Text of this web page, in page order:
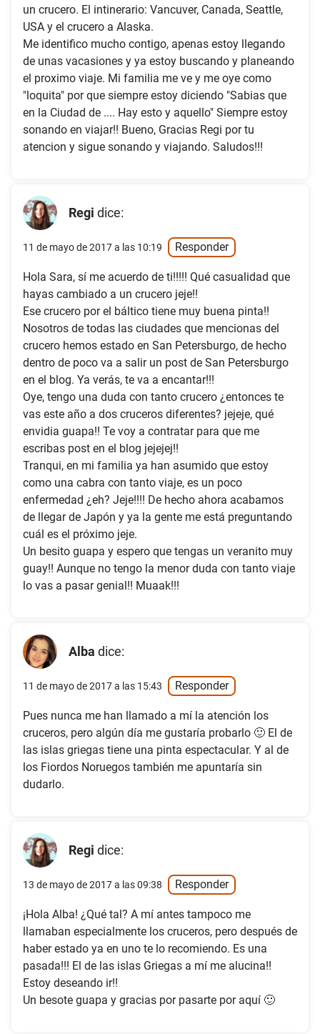
un crucero. El intinerario: Vancuver, Canada, Seattle,
USA y el crucero a Alaska.
Me identifico mucho contigo, apenas estoy llegando
de unas vacasiones y ya estoy buscando y planeando
el proximo viaje. Mi familia me ve y me oye como
"loquita" por que siempre estoy diciendo "Sabias que
en la Ciudad de .... Hay esto y aquello" Siempre estoy
sonando en viajar!! Bueno, Gracias Regi por tu
atencion y sigue sonando y viajando. Saludos!!!
Regi dice:
11 de mayo de 2017 a las 10:19 Responder
Hola Sara, sí me acuerdo de ti!!!!! Qué casualidad que
hayas cambiado a un crucero jeje!!
Ese crucero por el báltico tiene muy buena pinta!!
Nosotros de todas las ciudades que mencionas del
crucero hemos estado en San Petersburgo, de hecho
dentro de poco va a salir un post de San Petersburgo
en el blog. Ya verás, te va a encantar!!!
Oye, tengo una duda con tanto crucero ¿entonces te
vas este año a dos cruceros diferentes? jejeje, qué
envidia guapa!! Te voy a contratar para que me
escribas post en el blog jejejej!!
Tranqui, en mi familia ya han asumido que estoy
como una cabra con tanto viaje, es un poco
enfermedad ¿eh? Jeje!!!! De hecho ahora acabamos
de llegar de Japón y ya la gente me está preguntando
cuál es el próximo jeje.
Un besito guapa y espero que tengas un veranito muy
guay!! Aunque no tengo la menor duda con tanto viaje
lo vas a pasar genial!! Muaak!!!
Alba dice:
11 de mayo de 2017 a las 15:43 Responder
Pues nunca me han llamado a mí la atención los
cruceros, pero algún día me gustaría probarlo 🙂 El de
las islas griegas tiene una pinta espectacular. Y al de
los Fiordos Noruegos también me apuntaría sin
dudarlo.
Regi dice:
13 de mayo de 2017 a las 09:38 Responder
¡Hola Alba! ¿Qué tal? A mí antes tampoco me
llamaban especialmente los cruceros, pero después de
haber estado ya en uno te lo recomiendo. Es una
pasada!!! El de las islas Griegas a mí me alucina!!
Estoy deseando ir!!
Un besote guapa y gracias por pasarte por aquí 🙂